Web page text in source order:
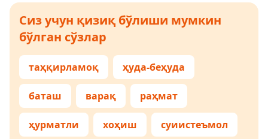
Сиз учун қизиқ бўлиши мумкин
бўлган сўзлар
таҳқирламоқ ҳуда-беҳуда
баташ варақ раҳмат
ҳурматли хоҳиш суиистеъмол